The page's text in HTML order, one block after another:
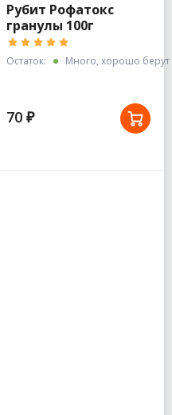
Рубит Рофатокс
гранулы 100г
Остаток: Много, хорошо берут
70 ₽